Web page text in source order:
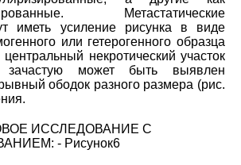
Метастатические
иметь усиление рисунка в виде
или гетерогенного образца
некротический участок
зачастую может быть выявлен
ободок разного размера (рис.